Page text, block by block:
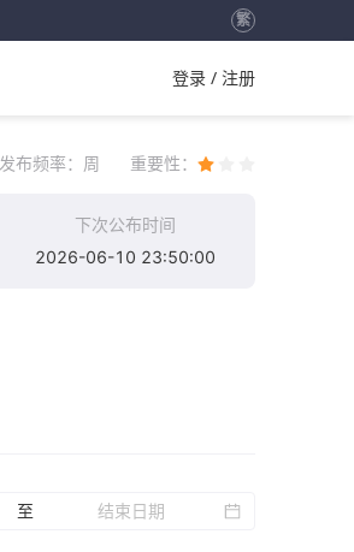
繁
登录 / 注册
发布频率： 周 重要性：
下次公布时间
2026-06-10 23:50:00
至